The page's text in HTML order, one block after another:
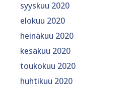
syyskuu 2020
elokuu 2020
heinäkuu 2020
kesäkuu 2020
toukokuu 2020
huhtikuu 2020